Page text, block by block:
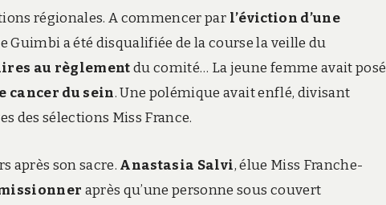
régionales. A commencer par l’éviction d’une
Guimbi a été disqualifiée de la course la veille du
au règlementdu comité… La jeune femme avait posé
cancer du sein. Une polémique avait enflé, divisant
des sélections Miss France.
après son sacre. Anastasia Salvi, élue Miss Franche-
après qu’une personne sous couvert